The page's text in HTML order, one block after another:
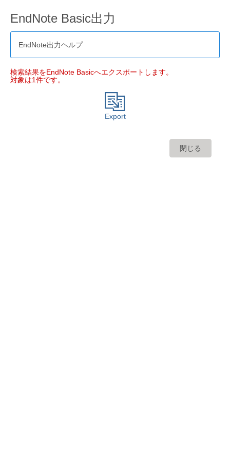
EndNote Basic出力
EndNote出力ヘルプ
検索結果をEndNote Basicへエクスポートします。
対象は1件です。
Export